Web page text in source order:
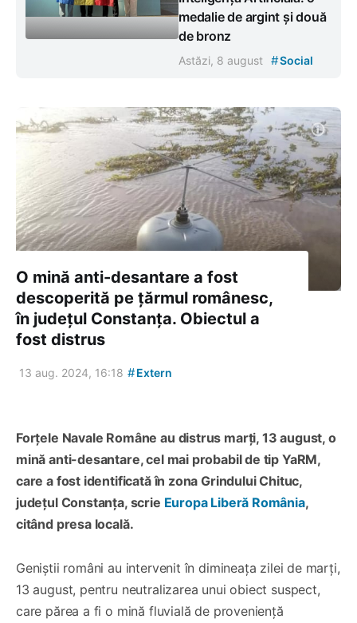
medalie de argint și două
de bronz
Astăzi, 8 august #Social
O mină anti-desantare a fost
descoperită pe țărmul românesc,
în județul Constanța. Obiectul a
fost distrus
13 aug. 2024, 16:18 #Extern
Forțele Navale Române au distrus marți, 13 august, o
mină anti-desantare, cel mai probabil de tip YaRM,
care a fost identificată în zona Grindului Chituc,
județul Constanța, scrie Europa Liberă România,
citând presa locală.
Geniștii români au intervenit în dimineața zilei de marți,
13 august, pentru neutralizarea unui obiect suspect,
care părea a fi o mină fluvială de proveniență